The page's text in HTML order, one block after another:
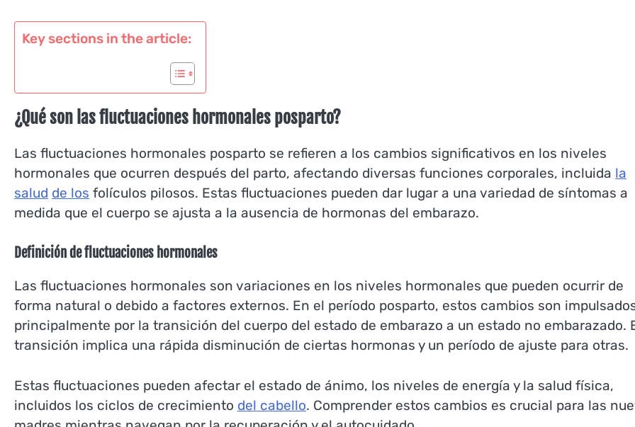
Key sections in the article:
¿Qué son las fluctuaciones hormonales posparto?
Las fluctuaciones hormonales posparto se refieren a los cambios significativos en los niveles
hormonales que ocurren después del parto, afectando diversas funciones corporales, incluida la
salud de los folículos pilosos. Estas fluctuaciones pueden dar lugar a una variedad de síntomas a
medida que el cuerpo se ajusta a la ausencia de hormonas del embarazo.
Definición de fluctuaciones hormonales
Las fluctuaciones hormonales son variaciones en los niveles hormonales que pueden ocurrir de
forma natural o debido a factores externos. En el período posparto, estos cambios son
principalmente por la transición del cuerpo del estado de embarazo a un estado no embarazado.
transición implica una rápida disminución de ciertas hormonas y un período de ajuste para otras.
Estas fluctuaciones pueden afectar el estado de ánimo, los niveles de energía y la salud física,
incluidos los ciclos de crecimiento del cabello. Comprender estos cambios es crucial para las